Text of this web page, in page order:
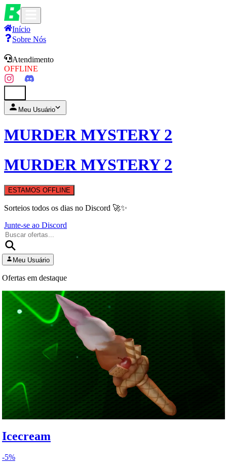
Início
Sobre Nós
Atendimento
OFFLINE
Meu Usuário
MURDER MYSTERY 2
MURDER MYSTERY 2
ESTAMOS OFFLINE
Sorteios todos os dias no Discord 🚀✨
Junte-se ao Discord
Meu Usuário
Ofertas em destaque
Icecream
-5%